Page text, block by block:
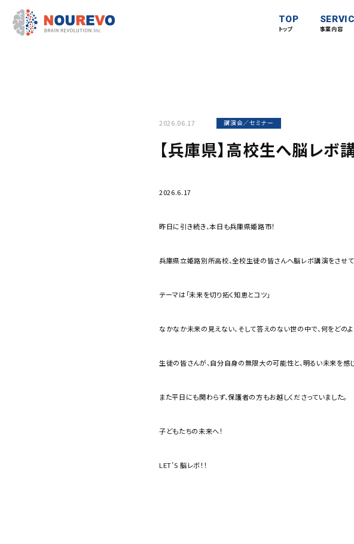
TOP
トップ 事業内容
2026.06.17 講演会／セミナー
【兵庫県】高校生へ脳レボ
2026.6.17
昨日に引き続き、本日も兵庫県姫路市！
兵庫県立姫路別所高校、全校生徒の皆さんへ脳レボ講演をさせて
テーマは「未来を切り拓く知恵とコツ」
なかなか未来の見えない、そして答えのない世の中で、何をどの
生徒の皆さんが、自分自身の無限大の可能性と、明るい未来を感
また平日にも関わらず、保護者の方もお越しくださっていました。
子どもたちの未来へ！
LET’S 脳レボ！！